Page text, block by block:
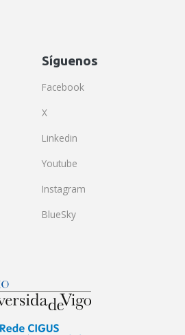
Síguenos
Facebook
X
Linkedin
Youtube
Instagram
BlueSky